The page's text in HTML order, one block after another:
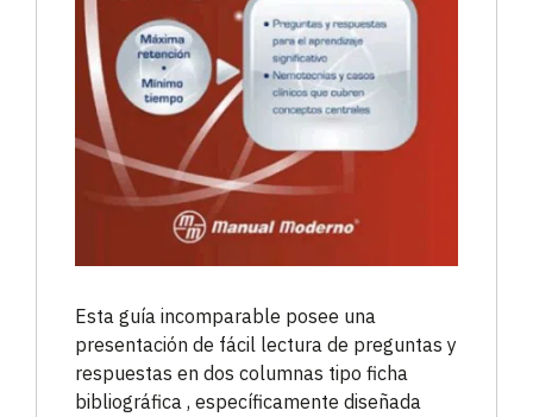
Esta guía incomparable posee una
presentación de fácil lectura de preguntas y
respuestas en dos columnas tipo ficha
bibliográfica , específicamente diseñada